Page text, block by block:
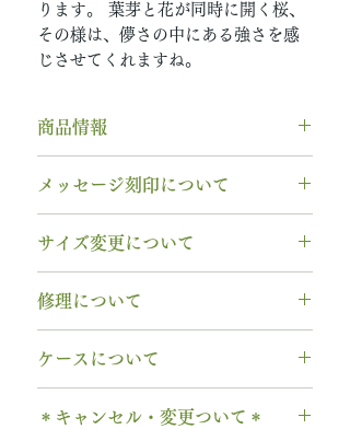
ります。 葉芽と花が同時に開く桜、
その様は、儚さの中にある強さを感
じさせてくれますね。
商品情報
ールド）
幅 ： 7.0mm
納期： 6週間〜7週間
メッセージ刻印について
フォント：ブロック体
以下の組み合わせが可能です。
A～Z 英字 大文字のみ（※小文
字は不可です）
0～9 数字
. ドット
サイズ変更について
ません 。
お届け日より3週間以内であれば、
1回に限り無料にて新品交換いたし
ます。
修理について
て】
り替え対応になります。
ケースについて
＊キャンセル・変更ついて＊